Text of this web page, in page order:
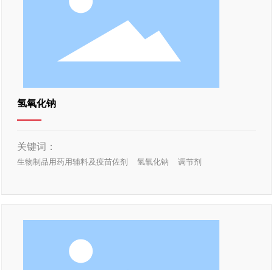
氢氧化钠
关键词：
生物制品用药用辅料及疫苗佐剂 氢氧化钠 调节剂